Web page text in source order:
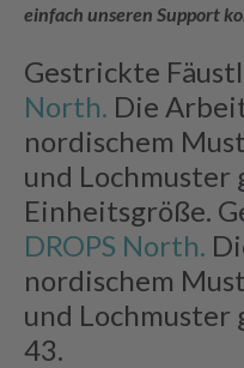
einfach unseren Support
Gestrickte
North. Die
nordischem
und Lochmuster
Einheitsgröße.
DROPS North.
nordischem
und Lochmuster
43.